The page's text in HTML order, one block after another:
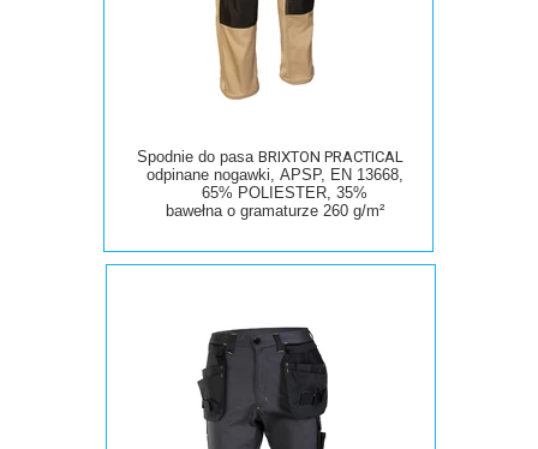
Spodnie do pasa BRIXTON PRACTICAL
odpinane nogawki, APSP, EN 13668,
65% POLIESTER, 35%
bawełnao gramaturze 260 g/m²